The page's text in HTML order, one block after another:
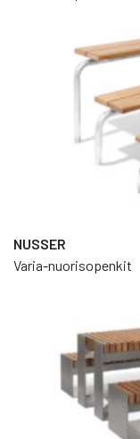
NUSSER
Varia-nuorisopenkit